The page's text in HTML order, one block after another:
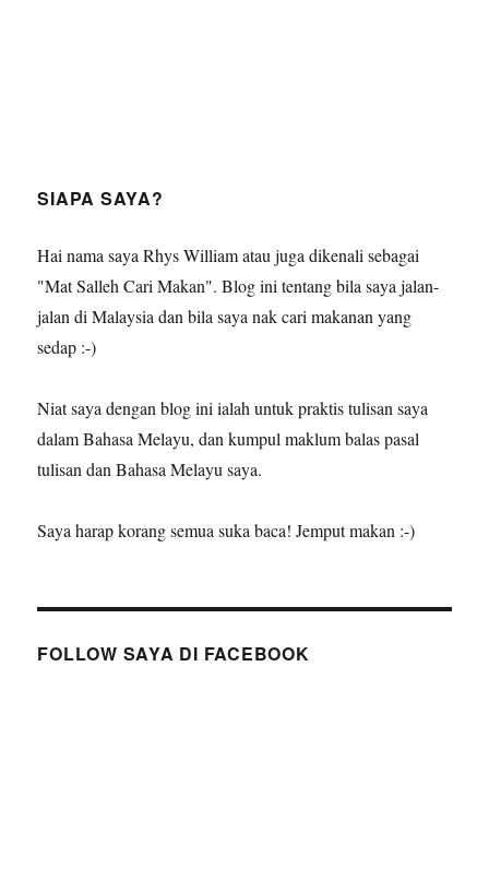
SIAPA SAYA?
Hai nama saya Rhys William atau juga dikenali sebagai
"Mat Salleh Cari Makan". Blog ini tentang bila saya jalan-
jalan di Malaysia dan bila saya nak cari makanan yang
sedap :-)
Niat saya dengan blog ini ialah untuk praktis tulisan saya
dalam Bahasa Melayu, dan kumpul maklum balas pasal
tulisan dan Bahasa Melayu saya.
Saya harap korang semua suka baca! Jemput makan :-)
FOLLOW SAYA DI FACEBOOK